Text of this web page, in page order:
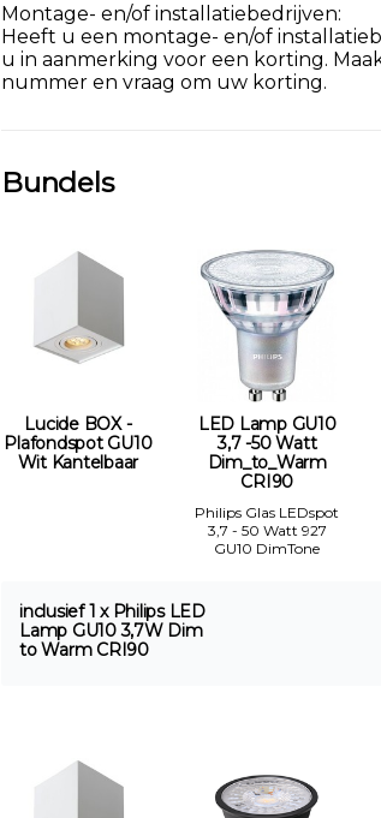
Montage- en/of installatiebedrijven:
Heeft u een montage- en/of
u in aanmerking voor een korting.
nummer en vraag om uw korting.
Bundels
Lucide BOX -
Plafondspot GU10
Wit Kantelbaar
LED Lamp GU10
3,7 -50 Watt
Dim_to_Warm
CRI90
Philips Glas LEDspot
3,7 - 50 Watt 927
GU10 DimTone
inclusief 1 x Philips LED
Lamp GU10 3,7W Dim
to Warm CRI90